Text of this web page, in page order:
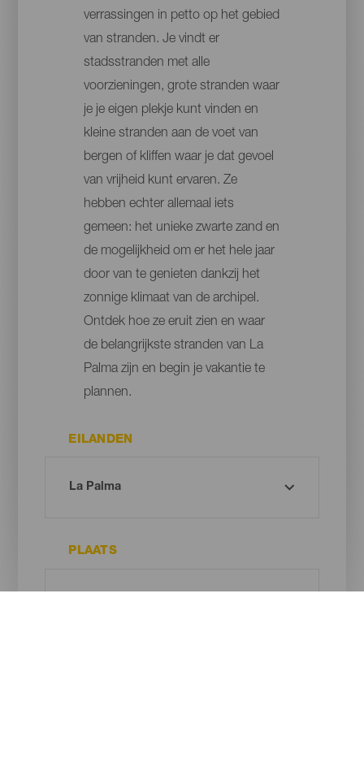
verrassingen in petto op het gebied
van stranden. Je vindt er
stadsstranden met alle
voorzieningen, grote stranden waar
je je eigen plekje kunt vinden en
kleine stranden aan de voet van
bergen of kliffen waar je dat gevoel
van vrijheid kunt ervaren. Ze
hebben echter allemaal iets
gemeen: het unieke zwarte zand en
de mogelijkheid om er het hele jaar
door van te genieten dankzij het
zonnige klimaat van de archipel.
Ontdek hoe ze eruit zien en waar
de belangrijkste stranden van La
Palma zijn en begin je vakantie te
plannen.
EILANDEN
PLAATS